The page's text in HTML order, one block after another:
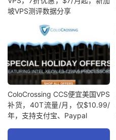
坡VPS测评数据分享
ColoCrossing CCS便宜美国VPS
补货，40T流量/月，仅$10.99/
年，支持支付宝、Paypal